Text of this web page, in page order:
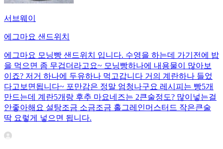
서브웨이
에그마요 샌드위치
에그마요 모닝빵 샌드위치 입니다. 수영을 하는데 가기전에 밥
을 먹으면 좀 무겁더라고요~ 모닝빵하나에 내용물이 많아보
이죠? 저거 하나에 두유하나 먹고갑니다 거의 계란하나 들었
다고보면됩니다~ 포만감은 정말 엄청나구요 레시피는 빵5개
만드는데 계란5개랑 후추 마요네즈는 2큰술정도? 많이넣는걸
안좋아해요 설탕조금 소금조금 홀그레인머스터드 작은큰술
딱 요렇게 넣으면 됩니다.